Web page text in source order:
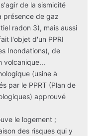
de la sismicité
présence de gaz
radon 3), mais aussi
l'objet d'un PPRI
Inondations), de
volcanique...
(usine à
par le PPRT (Plan de
approuvé
le logement ;
des risques qui y